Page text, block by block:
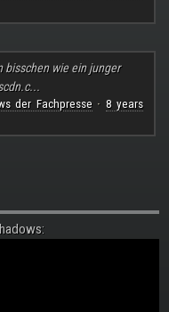
bisschen wie ein junger
der Fachpresse· 8 years